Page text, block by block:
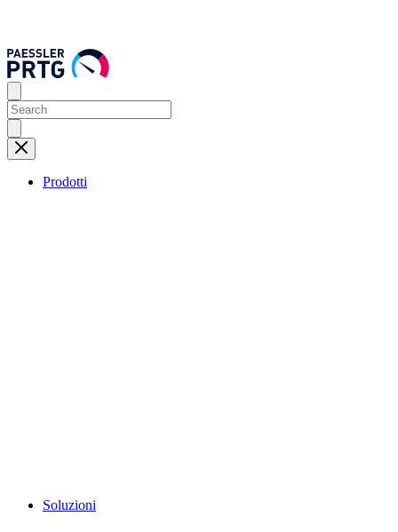
Prodotti
Soluzioni